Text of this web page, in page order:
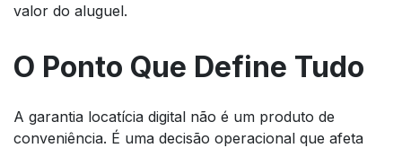
valor do aluguel.
O Ponto Que Define Tudo
A garantia locatícia digital não é um produto de
conveniência. É uma decisão operacional que afeta